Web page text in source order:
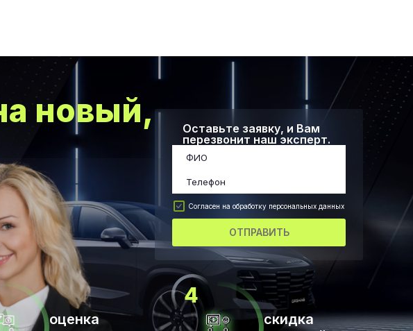
новый,
Оставьте заявку, и Вам
перезвонит наш эксперт.
Согласен на обработку персональных данных
ОТПРАВИТЬ
оценка
скидка